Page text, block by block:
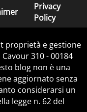
Privacy
Policy
proprietà e gestione
310 - 00184
blog non è una
aggiornato senza
considerarsi un
legge n. 62 del